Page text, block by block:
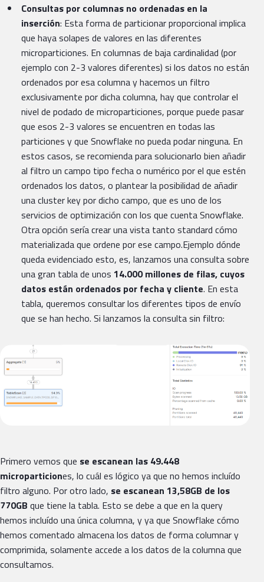
Consultas por columnas no ordenadas en la
inserción: Esta forma de particionar proporcional implica
que haya solapes de valores en las diferentes
microparticiones. En columnas de baja cardinalidad (por
ejemplo con 2-3 valores diferentes) si los datos no están
ordenados por esa columna y hacemos un filtro
exclusivamente por dicha columna, hay que controlar el
nivel de podado de microparticiones, porque puede pasar
que esos 2-3 valores se encuentren en todas las
particiones y que Snowflake no pueda podar ninguna. En
estos casos, se recomienda para solucionarlo bien añadir
al filtro un campo tipo fecha o numérico por el que estén
ordenados los datos, o plantear la posibilidad de añadir
una cluster key por dicho campo, que es uno de los
servicios de optimización con los que cuenta Snowflake.
Otra opción sería crear una vista tanto standard cómo
materializada que ordene por ese campo.Ejemplo dónde
queda evidenciado esto, es, lanzamos una consulta sobre
una gran tabla de unos 14.000 millones de filas, cuyos
datos están ordenados por fecha y cliente. En esta
tabla, queremos consultar los diferentes tipos de envío
que se han hecho. Si lanzamos la consulta sin filtro:
Primero vemos que se escanean las 49.448
microparticiones, lo cuál es lógico ya que no hemos incluído
filtro alguno. Por otro lado, se escanean 13,58GB de los
770GB que tiene la tabla. Esto se debe a que en la query
hemos incluído una única columna, y ya que Snowflake cómo
hemos comentado almacena los datos de forma columnar y
comprimida, solamente accede a los datos de la columna que
consultamos.